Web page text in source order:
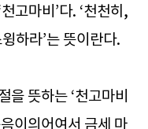
고마비’다. ‘천천히,
하라’는 뜻이란다.
을 뜻하는 ‘천고마비
이의어여서 금세 마